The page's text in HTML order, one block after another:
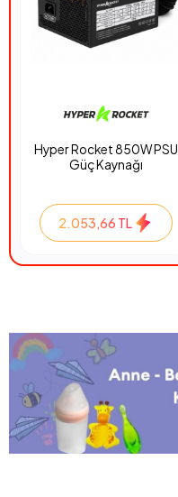
Hyper Rocket 850W PSU
Güç Kaynağı
2.053,66 TL